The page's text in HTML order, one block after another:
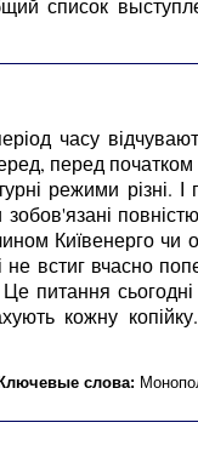
часу
перед початком
режими різні. І
Київенерго чи
встиг вчасно
питання сьогодні
кожну
Ключевые слова: